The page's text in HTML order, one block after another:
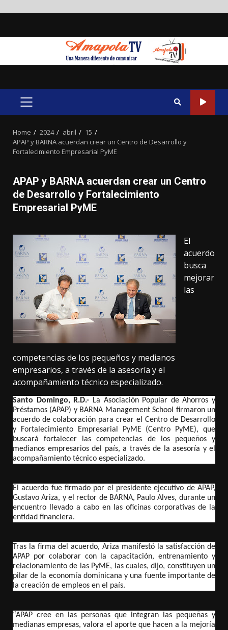
PRIMARY
Home 2024 abril
15
APAP y BARNA acuerdan crear un Centro de Desarrollo y
Fortalecimiento Empresarial PyME
APAP y BARNA acuerdan crear un Centro
de Desarrollo y Fortalecimiento
Empresarial PyME
El
acuerdo
busca
mejorar
las
competencias de los pequeños y medianos
empresarios, a través de la asesoría y el
acompañamiento técnico especializado.
Santo Domingo, R.D.- La Asociación Popular de Ahorros y
Préstamos (APAP) y BARNA Management School firmaron un
acuerdo de colaboración para crear el Centro de Desarrollo
y Fortalecimiento Empresarial PyME (Centro PyME), que
buscará fortalecer las competencias de los pequeños y
medianos empresarios del país, a través de la asesoría y el
acompañamiento técnico especializado.
El acuerdo fue firmado por el presidente ejecutivo de APAP,
Gustavo Ariza, y el rector de BARNA, Paulo Alves, durante un
encuentro llevado a cabo en las oficinas corporativas de la
entidad financiera.
Tras la firma del acuerdo, Ariza manifestó la satisfacción de
APAP por colaborar con la capacitación, entrenamiento y
relacionamiento de las PyME, las cuales, dijo, constituyen un
pilar de la economía dominicana y una fuente importante de
la creación de empleos en el país.
“APAP cree en las personas que integran las pequeñas y
medianas empresas, valora el aporte que hacen a la mejoría